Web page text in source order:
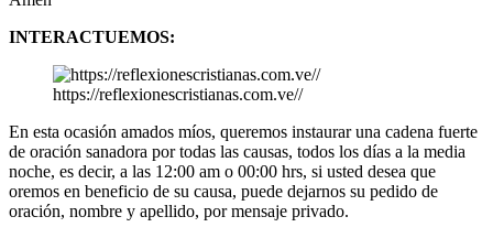
INTERACTUEMOS:
https://reflexionescristianas.com.ve//
En esta ocasión amados míos, queremos instaurar una cadena fuerte
de oración sanadora por todas las causas, todos los días a la media
noche, es decir, a las 12:00 am o 00:00 hrs, si usted desea que
oremos en beneficio de su causa, puede dejarnos su pedido de
oración, nombre y apellido, por mensaje privado.